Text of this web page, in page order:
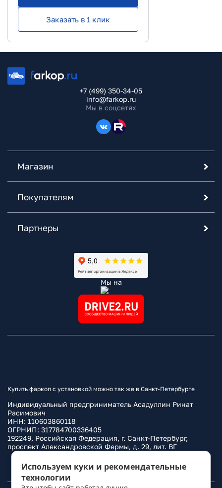
Заказать в 1 клик
+7 (499) 350-34-05
info@farkop.ru
Мы в соцсетях
Магазин
Покупателям
Партнеры
Мы на
Купить фаркоп с установкой можно так же в Санкт-Петербурге
Индивидуальный предприниматель Асадуллин Ринат
Расимович
ИНН: 110603860118
ОГРНИП: 317784700336405
192249, Российская Федерация, г. Санкт-Петербург,
проспект Александровской Фермы, д. 29, лит. ВГ
Политика конфиденциальности
Используем куки и рекомендательные
технологии